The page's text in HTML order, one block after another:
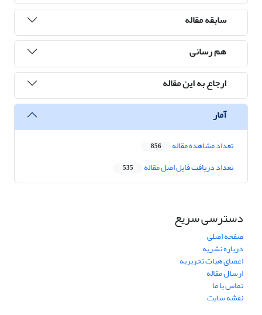
سابقه مقاله
هم رسانی
ارجاع به این مقاله
آمار
تعداد مشاهده مقاله 856
تعداد دریافت فایل اصل مقاله 535
دسترسی سریع
صفحه اصلی
درباره نشریه
اعضای هیات تحریریه
ارسال مقاله
تماس با ما
نقشه سایت